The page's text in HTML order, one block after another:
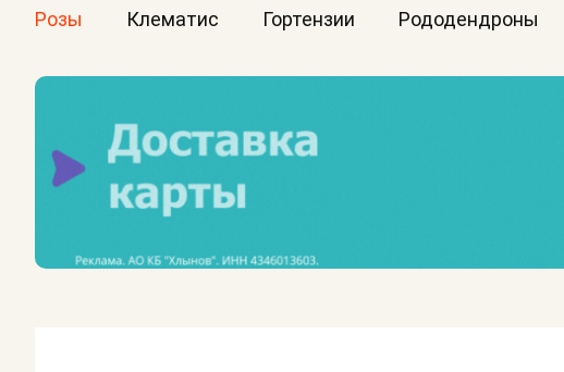
Розы Клематис Гортензии Рододендроны